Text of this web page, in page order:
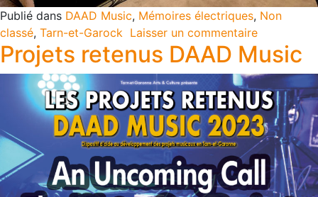
Publié dans DAAD Music, Mémoires électriques, Non
classé, Tarn-et-Garock Laisser un commentaire
Projets retenus DAAD Music